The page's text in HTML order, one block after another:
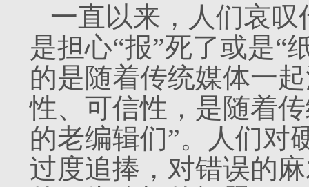
一直以来，人们哀
是担心“报”死了或是“
的是随着传统媒体一
性、可信性，是随着
的老编辑们”。人们对
过度追捧，对错误的